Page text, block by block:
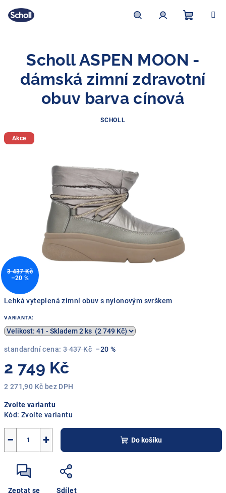
obsah
košík
Lehká vyteplená zimní obuv s nylonovým svrškem
VARIANTA:
standardní cena: 3 437 Kč –20 %
2 749 Kč
2 271,90 Kč bez DPH
cena:
Zvolte variantu
Kód: Zvolte variantu
+
− Do košíku
Zeptat se Sdílet
Scholl ASPEN MOON -
dámská zimní zdravotní
obuv barva cínová
SCHOLL
Akce
3 437 Kč
–20 %